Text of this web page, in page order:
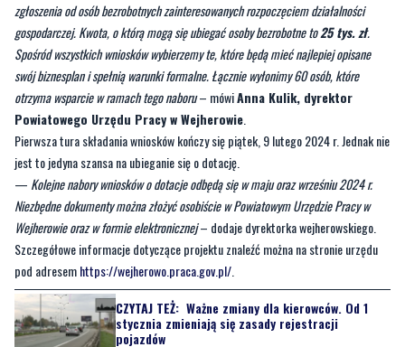
wniosków dotacja zostanie przyznana60 najlepiej zaplanowanym
biznesplanom.
–Rozpoczęliśmy już nabór wniosków. Od poniedziałku do piątku przyjmujemy
zgłoszenia od osób bezrobotnych zainteresowanych rozpoczęciem działalności
gospodarczej. Kwota, o którą mogą się ubiegać osoby bezrobotne to25 tys. zł
Spośród wszystkich wniosków wybierzemy te, które będą mieć najlepiej opisane
swój biznesplan i spełnią warunki formalne. Łącznie wyłonimy 60 osób, które
otrzyma wsparcie w ramach tego naboru– mówiAnna Kulik, dyrektor
Powiatowego Urzędu Pracy w Wejherowie.
Pierwsza tura składania wniosków kończy się piątek, 9 lutego 2024 r. Jednak nie
jest to jedyna szansa na ubieganie się o dotację.
—Kolejne nabory wniosków o dotacje odbędą się w maju oraz wrześniu 2024 r.
Niezbędne dokumenty można złożyć osobiście w Powiatowym Urzędzie Pracy w
Wejherowie oraz w formie elektronicznej– dodaje dyrektorka wejherowskiego.
Szczegółowe informacje dotyczące projektu znaleźć można na stronie urzędu
pod adresemhttps://wejherowo.praca.gov.pl/ .